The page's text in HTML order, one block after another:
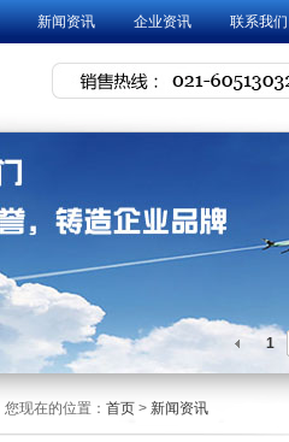
新闻资讯 企业资讯 联系我们
1
您现在的位置： 首页 > 新闻资讯